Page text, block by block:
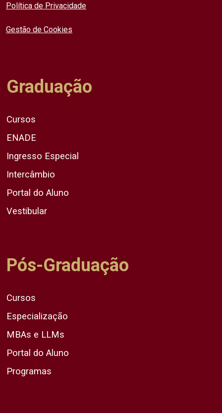
Política de Privacidade
Gestão de Cookies
Graduação
Cursos
ENADE
Ingresso Especial
Intercâmbio
Portal do Aluno
Vestibular
Pós-Graduação
Cursos
Especialização
MBAs e LLMs
Portal do Aluno
Programas